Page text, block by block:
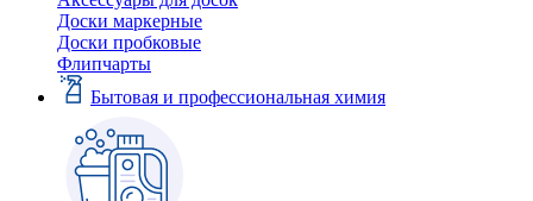
Доски маркерные
Доски пробковые
Флипчарты
Бытовая и профессиональная химия